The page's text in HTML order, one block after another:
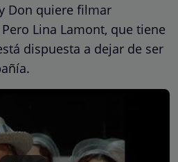
Don quiere filmar
Lina Lamont, que tiene
dispuesta a dejar de ser